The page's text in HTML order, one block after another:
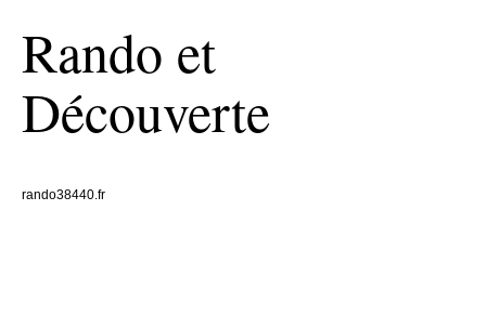
Rando et
Découverte
rando38440.fr